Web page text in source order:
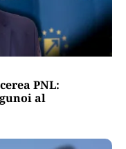
PNL:
al